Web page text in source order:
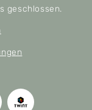
geschlossen.